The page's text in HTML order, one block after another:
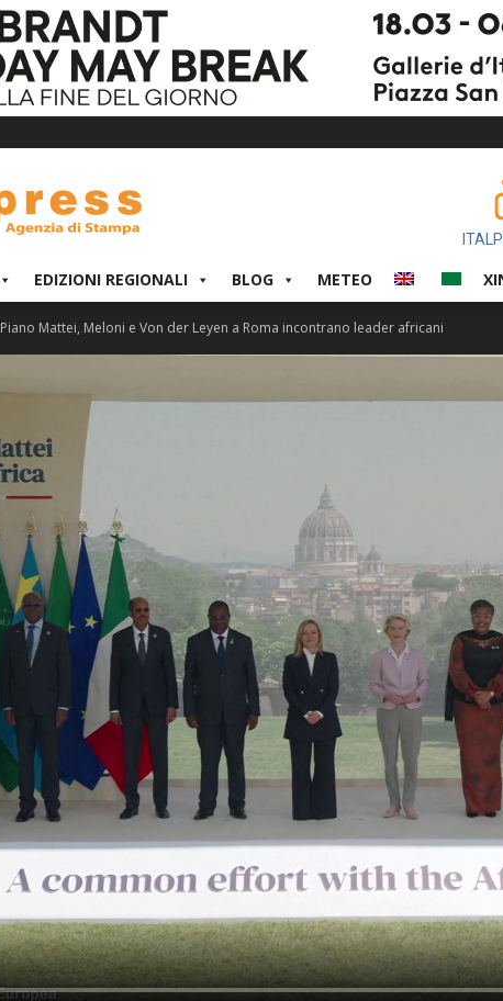
EDIZIONI REGIONALI BLOG METEO
Piano Mattei, Meloni e Von der Leyen a Roma incontrano leader africani